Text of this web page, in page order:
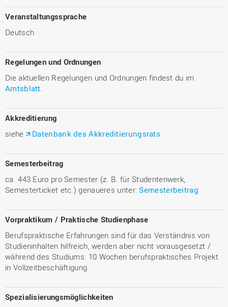
Veranstaltungssprache
Deutsch
Regelungen und Ordnungen
Die aktuellen Regelungen und Ordnungen findest du im
Amtsblatt.
Akkreditierung
siehe
Datenbank des Akkreditierungsrats
Semesterbeitrag
ca. 443 Euro pro Semester (z. B. für Studentenwerk,
Semesterticket etc.) genaueres unter:Semesterbeitrag
Vorpraktikum / Praktische Studienphase
Berufspraktische Erfahrungen sind für das Verständnis von
Studieninhalten hilfreich, werden aber nicht vorausgesetzt /
während des Studiums: 10 Wochen berufspraktisches Projekt
in Vollzeitbeschäftigung.
Spezialisierungsmöglichkeiten